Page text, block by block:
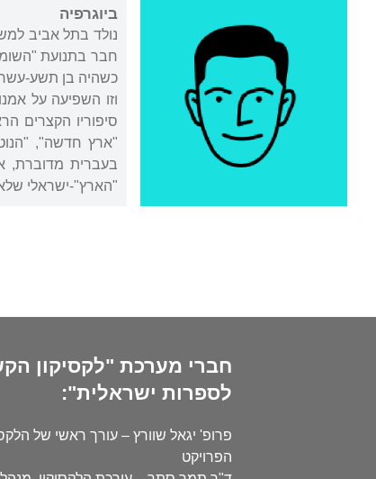
ביוגרפיה
נולד בתל אביב
כשהיה בן תשע-
וזו השפיעה על
"ארץ חדשה",
בעברית מדוברת,
"הארץ"-ישראלי
חברי מערכת "לקסיקון
לספרות ישראלית":
פרופ' יגאל שוורץ – עורך ראשי של
הפרויקט